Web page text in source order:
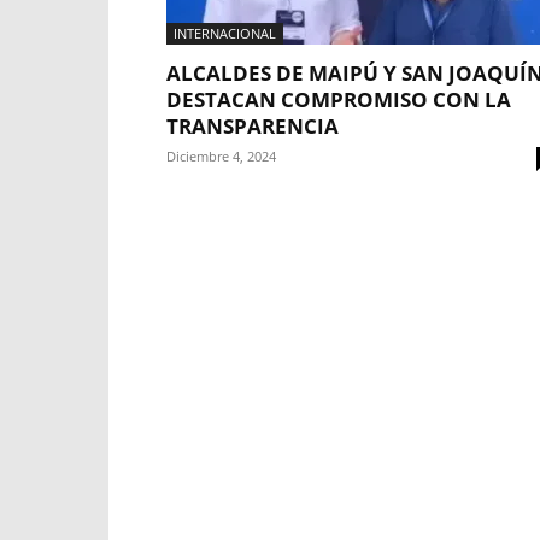
INTERNACIONAL
ALCALDES DE MAIPÚ Y SAN
DESTACAN COMPROMISO CON LA
TRANSPARENCIA
Diciembre 4, 2024